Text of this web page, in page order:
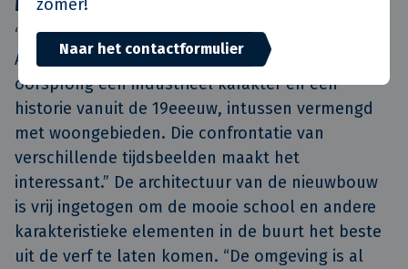
zomer!
Naar het contactformulier
Mooie confrontatie van tijdsbeelden
“Het is een heel bijzonder project”, vindt ook
Aron. “De rand langs de rivier heeft van
oorsprong een industrieel karakter en een
historie vanuit de 19eeeuw, intussen vermengd
met woongebieden. Die confrontatie van
verschillende tijdsbeelden maakt het
interessant.” De architectuur van de nieuwbouw
is vrij ingetogen om de mooie school en andere
karakteristieke elementen in de buurt het beste
uit de verf te laten komen. “De omgeving is al